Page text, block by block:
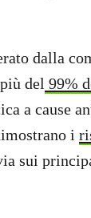
dalla
del 99%
a cause
i
sui